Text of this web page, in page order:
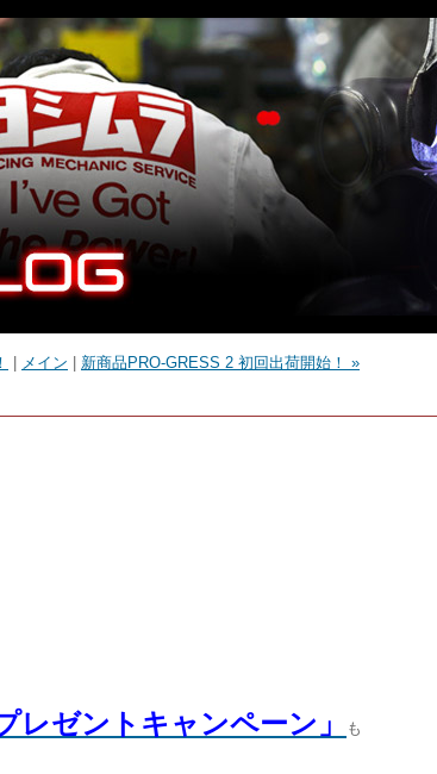
メイン 新商品PRO-GRESS 2 初回出荷開始！ »
ゼントキャンペーン」 も